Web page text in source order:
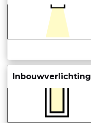
Inbouwverlichting